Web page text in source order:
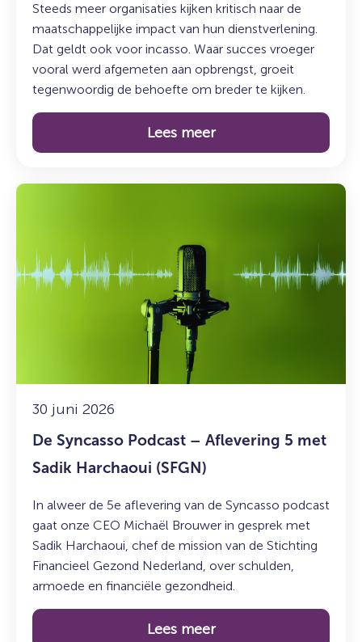
Steeds meer organisaties kijken kritisch naar de
maatschappelijke impact van hun dienstverlening.
Dat geldt ook voor incasso. Waar succes vroeger
vooral werd afgemeten aan opbrengst, groeit
tegenwoordig de behoefte om breder te kijken.
Lees meer
30 juni 2026
De Syncasso Podcast – Aflevering 5 met
Sadik Harchaoui (SFGN)
In alweer de 5e aflevering van de Syncasso podcast
gaat onze CEO Michaël Brouwer in gesprek met
Sadik Harchaoui, chef de mission van de Stichting
Financieel Gezond Nederland, over schulden,
armoede en financiële gezondheid.
Lees meer
Lees
Syncasso
Podcast
Sadik
Harchaoui